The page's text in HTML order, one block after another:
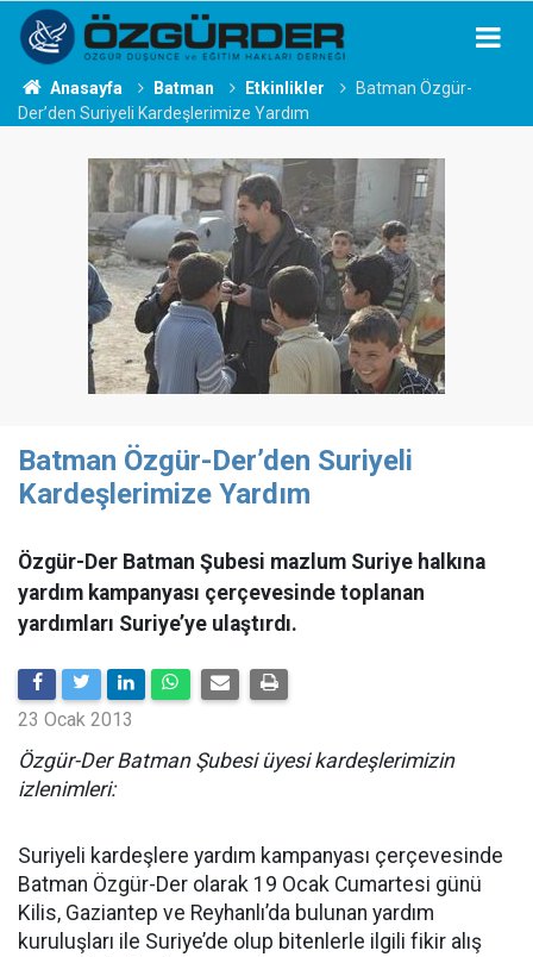
Anasayfa Batman Etkinlikler
Batman Özgür-
Der’den Suriyeli Kardeşlerimize Yardım
Batman Özgür-Der’den Suriyeli
Kardeşlerimize Yardım
Özgür-Der Batman Şubesi mazlum Suriye halkına
yardım kampanyası çerçevesinde toplanan
yardımları Suriye’ye ulaştırdı.
23 Ocak 2013
Özgür-Der Batman Şubesi üyesi kardeşlerimizin
izlenimleri:
Suriyeli kardeşlere yardım kampanyası çerçevesinde
Batman Özgür-Der olarak 19 Ocak Cumartesi günü
Kilis, Gaziantep ve Reyhanlı’da bulunan yardım
kuruluşları ile Suriye’de olup bitenlerle ilgili fikir alış